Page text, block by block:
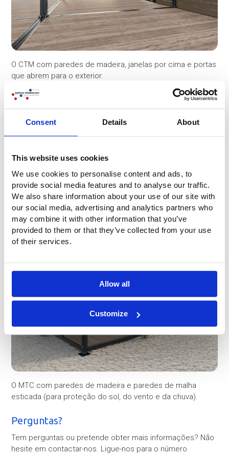
Consent Details About
This website uses cookies
We use cookies to personalise content and ads, to
provide social media features and to analyse our traffic.
We also share information about your use of our site with
our social media, advertising and analytics partners who
may combine it with other information that you’ve
provided to them or that they’ve collected from your use
of their services.
Allow all
Customize
O CTM com paredes de madeira, janelas por cima e portas
que abrem para o exterior.
O MTC com paredes de madeira e paredes de malha
esticada (para proteção do sol, do vento e da chuva).
Perguntas?
Tem perguntas ou pretende obter mais informações? Não
hesite em contactar-nos. Ligue-nos para o número